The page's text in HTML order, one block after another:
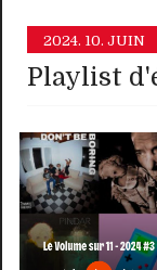
2024. 10. JUIN
Playlist